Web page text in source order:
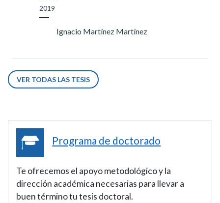
2019
Ignacio Martínez Martínez
VER TODAS LAS TESIS
Programa de doctorado
Te ofrecemos el apoyo metodológico y la
dirección académica necesarias para llevar a
buen término tu tesis doctoral.